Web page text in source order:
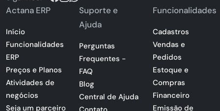
Actana ERP
Início
Funcionalidades
ERP
Preços e Planos
Atividades de
negócios
Seja um parceiro
Suporte e
Ajuda
Perguntas
Frequentes -
FAQ
Blog
Central de Ajuda
Funcionalidades
Cadastros
Vendas e
Pedidos
Estoque e
Compras
Financeiro
Emissão de